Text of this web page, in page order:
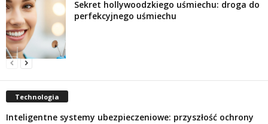
Sekret hollywoodzkiego uśmiechu: droga do
perfekcyjnego uśmiechu
Technologia
Inteligentne systemy ubezpieczeniowe: przyszłość ochrony